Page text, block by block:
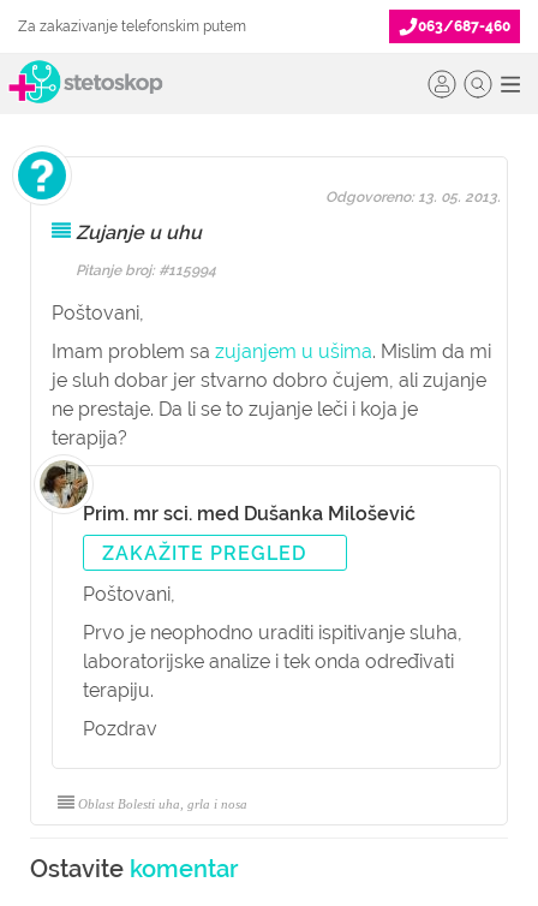
Za zakazivanje telefonskim putem 063/687-460
Zujanje u uhu
Pitanje broj: #115994
Poštovani,
Imam problem sa zujanjem u ušima. Mislim da mi
je sluh dobar jer stvarno dobro čujem, ali zujanje
ne prestaje. Da li se to zujanje leči i koja je
terapija?
Odgovoreno: 13. 05. 2013.
Prim. mr sci. med Dušanka Milošević
ZAKAŽITE PREGLED
Poštovani,
Prvo je neophodno uraditi ispitivanje sluha,
laboratorijske analize i tek onda određivati
terapiju.
Pozdrav
Oblast Bolesti uha, grla i nosa
Ostavite komentar